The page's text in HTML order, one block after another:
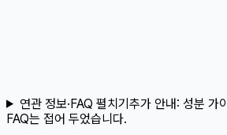
연관 정보·FAQ 펼치기추가 안내: 성분 가
FAQ는 접어 두었습니다.